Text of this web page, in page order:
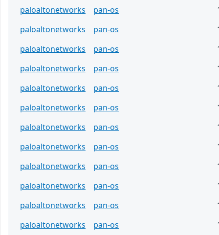
paloaltonetworks
pan-os
paloaltonetworks
pan-os
paloaltonetworks
pan-os
paloaltonetworks
pan-os
paloaltonetworks
pan-os
paloaltonetworks
pan-os
paloaltonetworks
pan-os
paloaltonetworks
pan-os
paloaltonetworks
pan-os
paloaltonetworks
pan-os
paloaltonetworks
pan-os
paloaltonetworks
pan-os